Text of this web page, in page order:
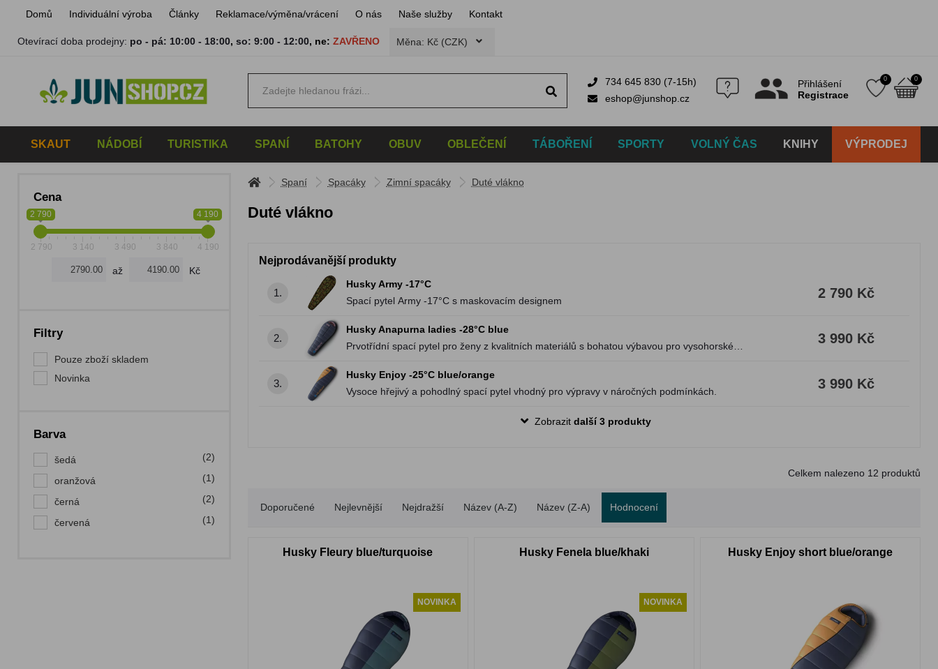
Domů Individuální výroba Články Reklamace/výměna/vrácení O nás Naše služby Kontakt
Otevírací doba prodejny: po - pá: 10:00 - 18:00,so: 9:00 - 12:00, ne: ZAVŘENO Měna: Kč (CZK)
734 645 830 (7-15h)
eshop@junshop.cz
Přihlášení
Registrace
0 0
SKAUT NÁDOBÍ TURISTIKA SPANÍ BATOHY OBUV OBLEČENÍ TÁBOŘENÍ SPORTY VOLNÝ ČAS KNIHY VÝPRODEJ
Cena
2 790 4 190
2 790 3 140 3 490 3 840 4 190
až Kč
Filtry
Pouze zboží skladem
Novinka
Barva
šedá (2)
oranžová (1)
černá (2)
červená (1)
Spaní Spacáky Zimní spacáky Duté vlákno
Duté vlákno
Nejprodávanější produkty
1.
Husky Army -17°C
Spací pytel Army -17°C s maskovacím designem
2 790 Kč
2.
Husky Anapurna ladies -28°C blue
Prvotřídní spací pytel pro ženy z kvalitních materiálů s bohatou výbavou pro vysohorské
3 990 Kč
3.
Husky Enjoy -25°C blue/orange
Vysoce hřejivý a pohodlný spací pytel vhodný pro výpravy v náročných podmínkách.
3 990 Kč
Zobrazitdalší 3 produkty
Celkem nalezeno 12 produktů
Doporučené Nejlevnější Nejdražší Název (A-Z) Název (Z-A) Hodnocení
Husky Fleury blue/turquoise
NOVINKA
Husky Fenela blue/khaki
NOVINKA
Husky Enjoy short blue/orange